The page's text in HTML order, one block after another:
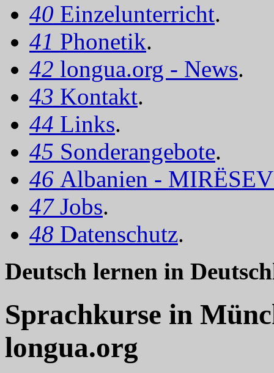
40 Einzelunterricht.
41 Phonetik.
42 longua.org - News.
43 Kontakt.
44 Links.
45 Sonderangebote.
46 Albanien -
47 Jobs.
48 Datenschutz.
Deutsch lernen in
Sprachkurse in
longua.org